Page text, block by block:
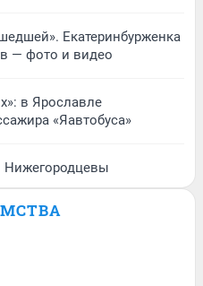
Екатеринбурженка
— фото и видео
в Ярославле
«Яавтобуса»
Нижегородцевы